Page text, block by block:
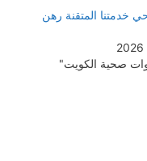
خدمتنا المتقنة رهن
صحية الكويت"